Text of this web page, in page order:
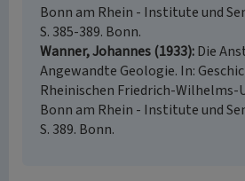
Bonn am Rhein - Institute und
S. 385-389. Bonn.
Wanner, Johannes (1933) Die
Angewandte Geologie. In:
Rheinischen Friedrich-Wilhelms-
Bonn am Rhein - Institute und
S. 389. Bonn.